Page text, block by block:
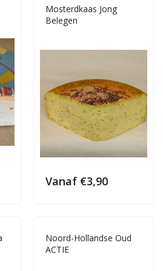
Mosterdkaas Jong
Belegen
Vanaf €3,90
Noord-Hollandse Oud
ACTIE